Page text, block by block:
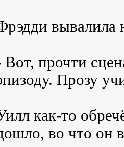
вывалила
Вот, прочти
Прозу
как-то
во что он